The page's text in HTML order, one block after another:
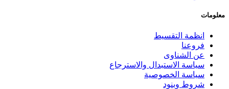
معلومات
انظمة التقسيط
فروعنا
عن الشناوى
سياسة الاستبدال والاسترجاع
سياسة الخصوصية
شروط وبنود